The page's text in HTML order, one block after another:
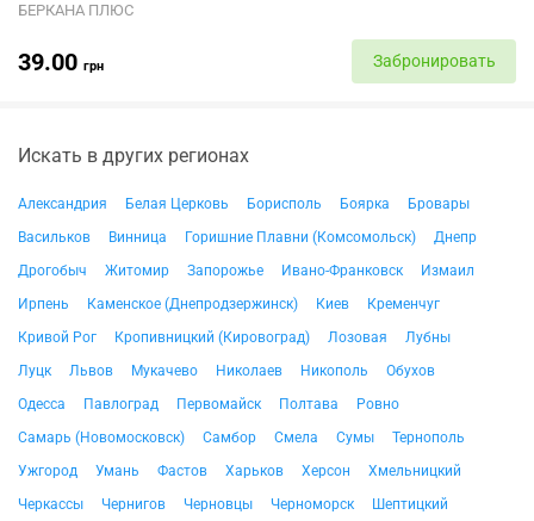
БЕРКАНА ПЛЮС
39.00 грн Забронировать
Искать в других регионах
Александрия Белая Церковь Борисполь Боярка
Бровары
Васильков
Винница Горишние Плавни (Комсомольск)
Днепр
Дрогобыч
Житомир Запорожье Ивано-Франковск
Измаил
Ирпень
Каменское (Днепродзержинск) Киев
Кременчуг
Кривой Рог
Кропивницкий (Кировоград) Лозовая
Лубны
Луцк
Львов Мукачево Николаев Никополь
Обухов
Одесса
Павлоград Первомайск Полтава
Ровно
Самарь (Новомосковск)
Самбор Смела Сумы
Тернополь
Ужгород
Умань Фастов Харьков Херсон
Хмельницкий
Черкассы
Чернигов Черновцы Черноморск Шептицкий